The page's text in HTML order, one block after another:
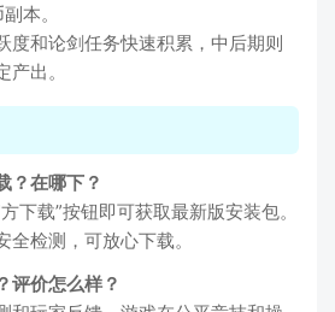
本。
度和论剑任务快速积累，中后期则
出。
？在哪下？
下载”按钮即可获取最新版安装包。
检测，可放心下载。
评价怎么样？